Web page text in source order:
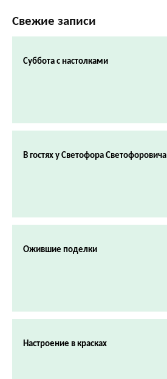
Свежие записи
Суббота с настолками
В гостях у Светофора Светофоровича
Ожившие поделки
Настроение в красках